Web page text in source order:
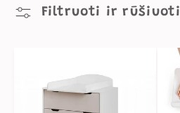
Filtruoti ir rūšiuoti